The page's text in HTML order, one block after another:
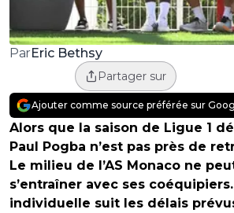
ParEric Bethsy
Partager sur
Ajouter comme source préférée sur
Alors que la saison de Ligue 1
Paul Pogba n’est pas près de
Le milieu de l’AS Monaco ne
s’entraîner avec ses
individuelle suit les délais